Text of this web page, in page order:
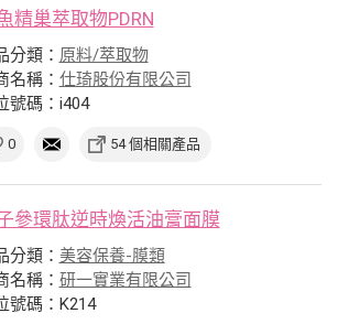
精巢萃取物PDRN
分類： 原料/萃取物
名稱： 仕琦股份有限公司
號碼：i404
0 54 個相關產品
參環肽逆時煥活油膏面膜
分類： 美容保養-膜類
名稱： 研一實業有限公司
號碼：K214